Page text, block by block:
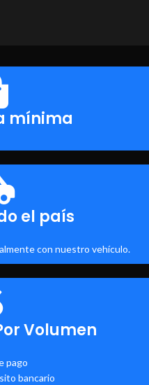
mínima
el país
con nuestro vehículo.
Volumen
pago
bancario